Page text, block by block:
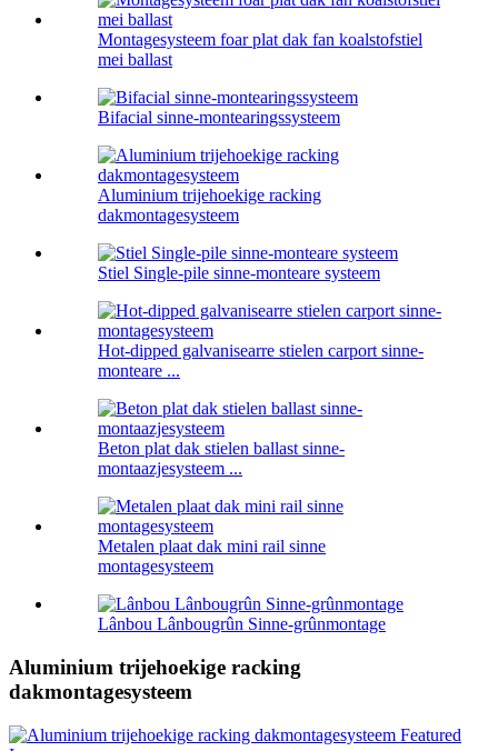
Montagesysteem foar plat dak fan koalstofstiel
mei ballast
Bifacial sinne-montearingssysteem
Aluminium trijehoekige racking
dakmontagesysteem
Stiel Single-pile sinne-monteare systeem
Hot-dipped galvanisearre stielen carport sinne-
monteare ...
Beton plat dak stielen ballast sinne-
montaazjesysteem ...
Metalen plaat dak mini rail sinne
montagesysteem
Lânbou Lânbougrûn Sinne-grûnmontage
Aluminium trijehoekige racking
dakmontagesysteem